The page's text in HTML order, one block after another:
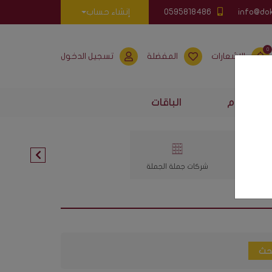
0595818486 إنشاء حساب
0
الإشعارات المفضلة تسجيل الدخول
الباقات
شركات جملة الجملة